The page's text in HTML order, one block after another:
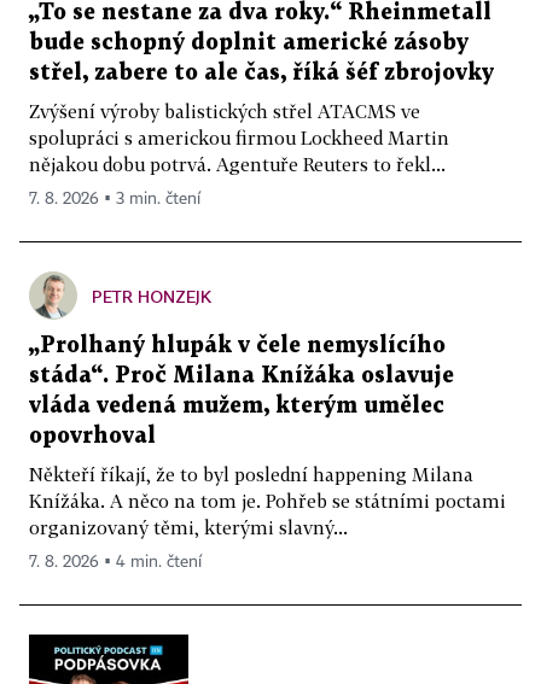
„To se nestane za dva roky.“ Rheinmetall
bude schopný doplnit americké zásoby
střel, zabere to ale čas, říká šéf zbrojovky
Zvýšení výroby balistických střel ATACMS ve
spolupráci s americkou firmou Lockheed Martin
nějakou dobu potrvá. Agentuře Reuters to řekl...
7. 8. 2026 ▪ 3 min. čtení
PETR HONZEJK
„Prolhaný hlupák v čele nemyslícího
stáda“. Proč Milana Knížáka oslavuje
vláda vedená mužem, kterým umělec
opovrhoval
Někteří říkají, že to byl poslední happening Milana
Knížáka. A něco na tom je. Pohřeb se státními poctami
organizovaný těmi, kterými slavný...
7. 8. 2026 ▪ 4 min. čtení